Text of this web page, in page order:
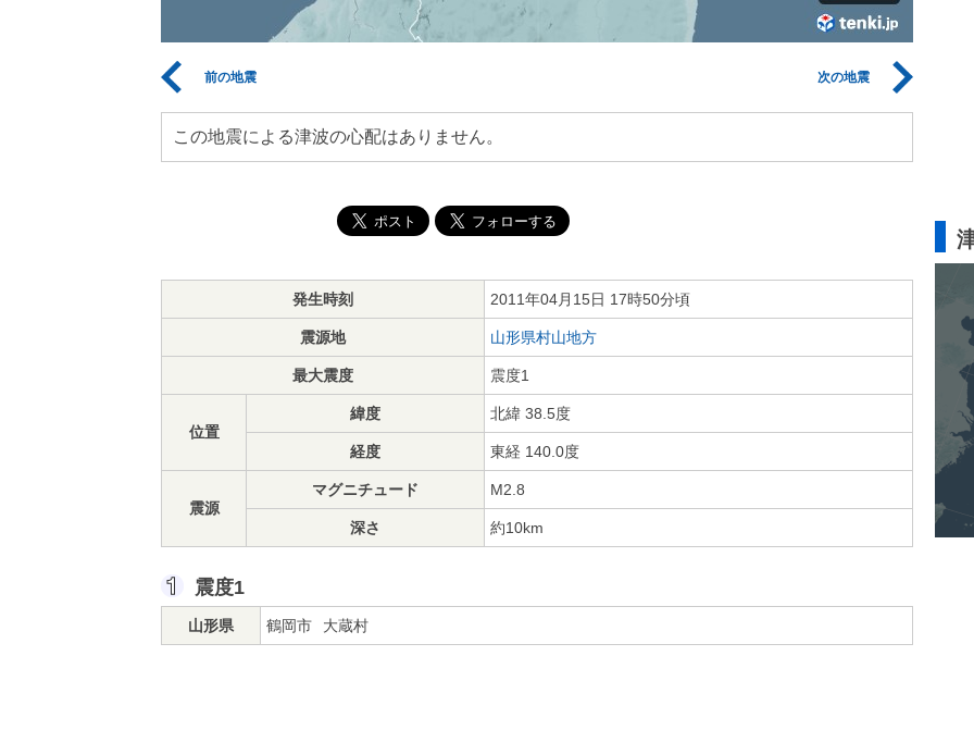
前の地震 次の地震
この地震による津波の心配はありません。
発生時刻 2011年04月15日 17時50分頃
震源地 山形県村山地方
最大震度 震度1
位置
緯度 北緯 38.5度
経度 東経 140.0度
震源
マグニチュード M2.8
深さ 約10km
震度1
山形県 鶴岡市 大蔵村